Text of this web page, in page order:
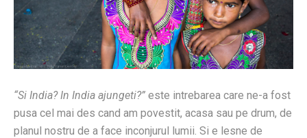
“Si India? In India ajungeti?” este intrebarea care ne-a fost
pusa cel mai des cand am povestit, acasa sau pe drum, de
planul nostru de a face inconjurul lumii. Si e lesne de